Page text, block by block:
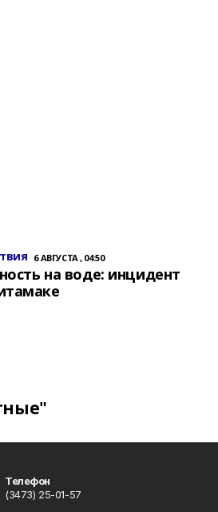
6 АВГУСТА , 04:50
на воде: инцидент
Телефон
(3473) 25-01-57